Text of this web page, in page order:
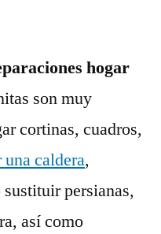
hogar
son muy
cortinas, cuadros,
una caldera,
persianas,
así como